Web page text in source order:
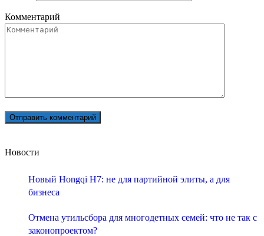
Комментарий
Новости
Новый Hongqi H7: не для партийной элиты, а для
бизнеса
Отмена утильсбора для многодетных семей: что не так с
законопроектом?